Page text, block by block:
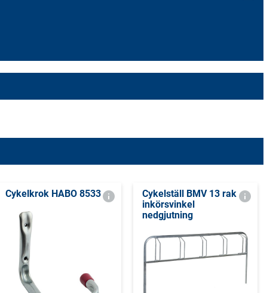
Cykelkrok HABO 8533
Cykelställ BMV 13 rak
inkörsvinkel
nedgjutning